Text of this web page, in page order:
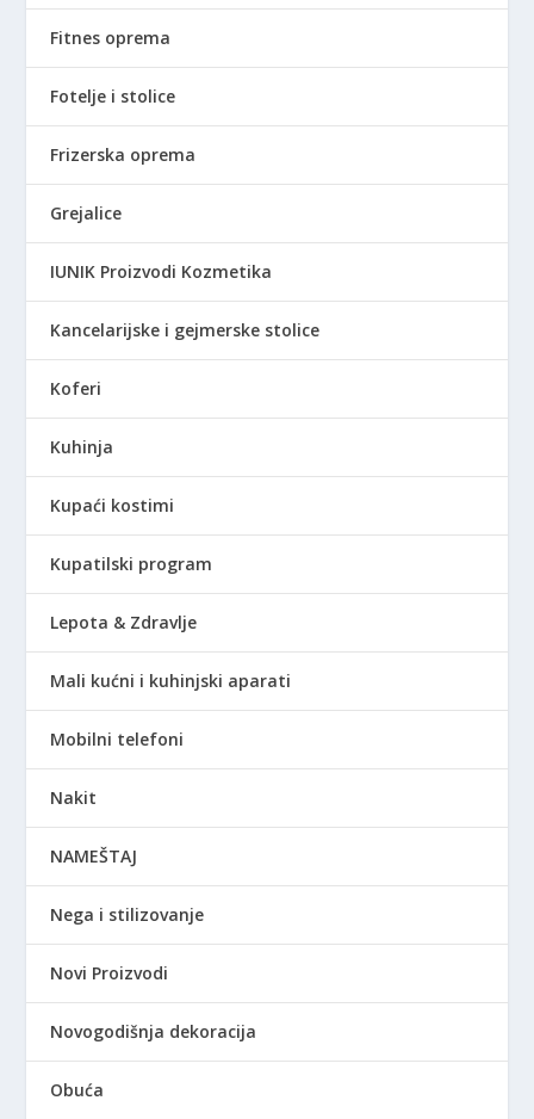
Fitnes oprema
Fotelje i stolice
Frizerska oprema
Grejalice
IUNIK Proizvodi Kozmetika
Kancelarijske i gejmerske stolice
Koferi
Kuhinja
Kupaći kostimi
Kupatilski program
Lepota & Zdravlje
Mali kućni i kuhinjski aparati
Mobilni telefoni
Nakit
NAMEŠTAJ
Nega i stilizovanje
Novi Proizvodi
Novogodišnja dekoracija
Obuća